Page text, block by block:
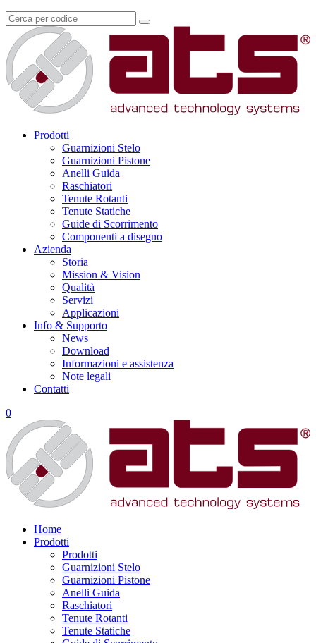
Prodotti
Guarnizioni Stelo
Guarnizioni Pistone
Anelli Guida
Raschiatori
Tenute Rotanti
Tenute Statiche
Guide di Scorrimento
Componenti a disegno
Azienda
Storia
Mission & Vision
Qualità
Servizi
Applicazioni
Info & Supporto
News
Download
Informazioni e assistenza
Note legali
Contatti
0
Home
Prodotti
Prodotti
Guarnizioni Stelo
Guarnizioni Pistone
Anelli Guida
Raschiatori
Tenute Rotanti
Tenute Statiche